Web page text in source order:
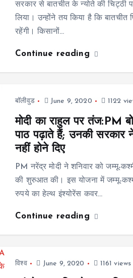
सरकार से बातचीत के न्योते की चिट्ठी
लिया। उन्होंने तय किया है कि बातचीत
रहेंगी। किसानों…
Continue reading
बॉलीवुड June 9, 2020 1122
मोदी का राहुल पर तंज:PM
पाठ पढ़ाते हैं; उनकी सरकार
नहीं होने दिए
PM नरेंद्र मोदी ने शनिवार को जम्मू-
की शुरुआत की। इस योजना में जम्मू-
रुपये का हेल्थ इंश्योरेंस कवर…
Continue reading
विश्व June 9, 2020 1161 views